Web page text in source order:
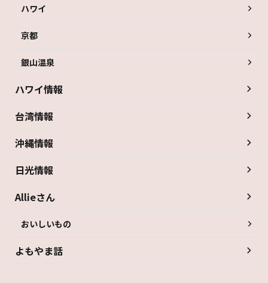
ハワイ
京都
銀山温泉
ハワイ情報
台湾情報
沖縄情報
日光情報
Allieさん
おいしいもの
よもやま話